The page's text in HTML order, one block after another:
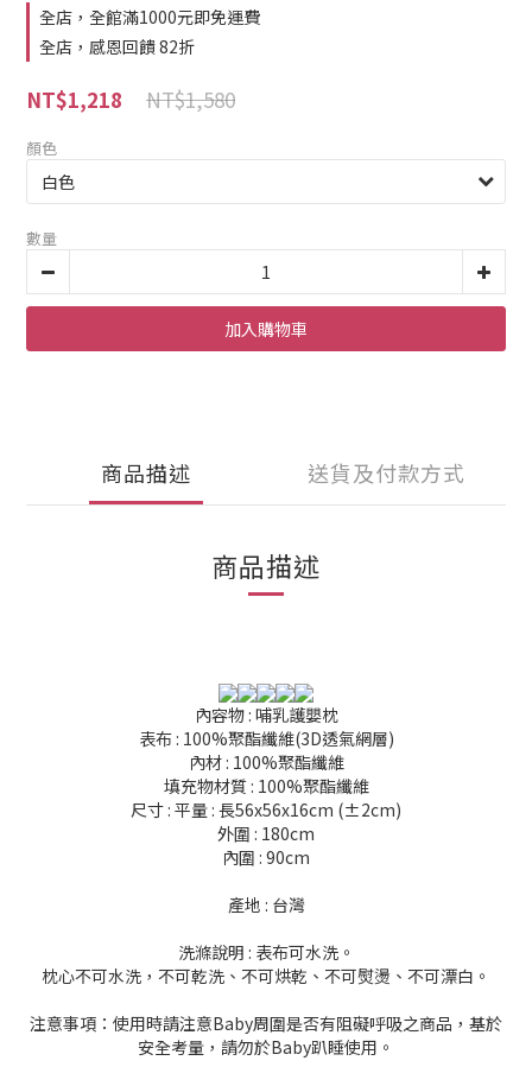
全店，全館滿1000元即免運費
全店，感恩回饋 82折
NT$1,580
NT$1,218
顏色
數量
加入購物車
商品描述 送貨及付款方式
商品描述
內容物 : 哺乳護嬰枕
表布 : 100%聚酯纖維(3D透氣網層)
內材 : 100%聚酯纖維
填充物材質 : 100%聚酯纖維
尺寸 : 平量 : 長56x56x16cm (±2cm)
外圍 : 180cm
內圍 : 90cm
產地 : 台灣
洗滌說明 : 表布可水洗。
枕心不可水洗，不可乾洗、不可烘乾、不可熨燙、不可漂白。
注意事項：使用時請注意Baby周圍是否有阻礙呼吸之商品，基於
安全考量，請勿於Baby趴睡使用。